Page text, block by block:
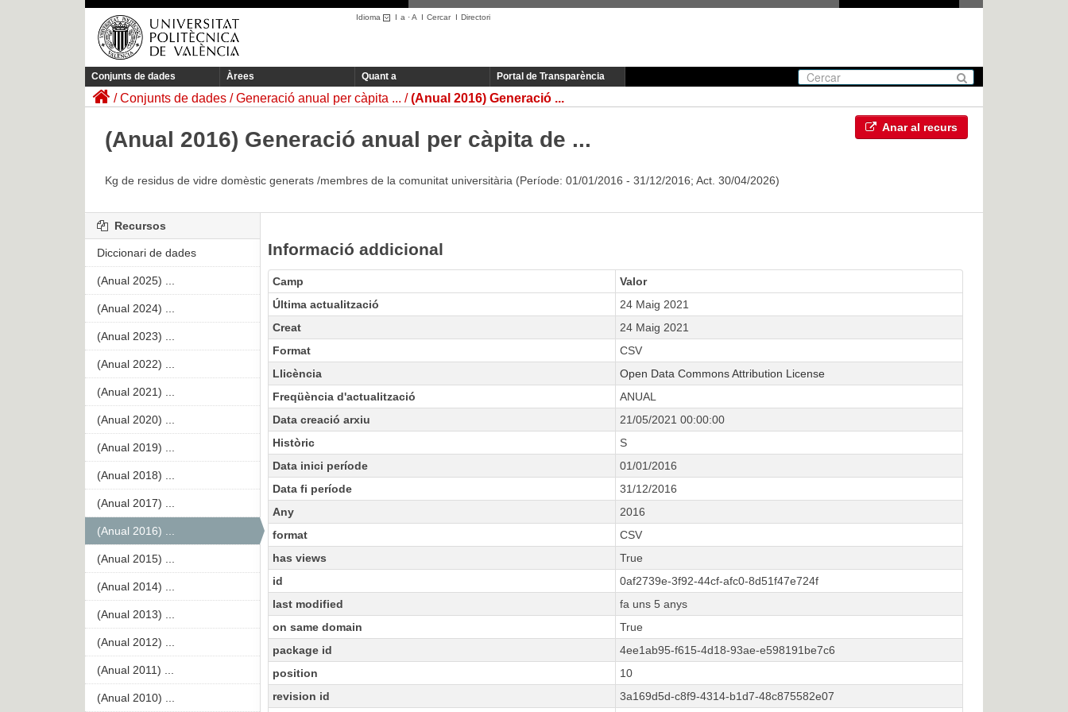
Idioma I a ·A I CercarI Directori
Conjunts de dades Àrees Quant a Portal de Transparència
Conjunts de dades Generació anual per càpita ... (Anual 2016) Generació ...
Anar al recurs
(Anual 2016) Generació anual per càpita de ...
Kg de residus de vidre domèstic generats /membres de la comunitat universitària (Període: 01/01/2016 - 31/12/2016; Act. 30/04/2026)
Informació addicional
Camp
Valor
Última actualització
24 Maig 2021
Creat
24 Maig 2021
Format
CSV
Llicència
Open Data Commons Attribution License
Freqüència d'actualització
ANUAL
Data creació arxiu
21/05/2021 00:00:00
Històric
S
Data inici període
01/01/2016
Data fi període
31/12/2016
Any
2016
format
CSV
has views
True
id
0af2739e-3f92-44cf-afc0-8d51f47e724f
last modified
fa uns 5 anys
on same domain
True
package id
4ee1ab95-f615-4d18-93ae-e598191be7c6
position
10
revision id
3a169d5d-c8f9-4314-b1d7-48c875582e07
Recursos
Diccionari de dades
(Anual 2025) ...
(Anual 2024) ...
(Anual 2023) ...
(Anual 2022) ...
(Anual 2021) ...
(Anual 2020) ...
(Anual 2019) ...
(Anual 2018) ...
(Anual 2017) ...
(Anual 2016) ...
(Anual 2015) ...
(Anual 2014) ...
(Anual 2013) ...
(Anual 2012) ...
(Anual 2011) ...
(Anual 2010) ...